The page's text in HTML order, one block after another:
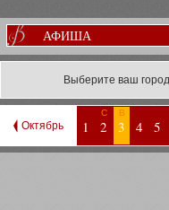
АФИША
Выберите ваш
Октябрь 1
С
2
В
3 4 5